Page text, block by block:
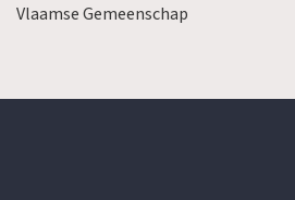
Vlaamse Gemeenschap